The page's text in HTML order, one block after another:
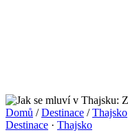
Domů / Destinace / Thajsko
Destinace · Thajsko